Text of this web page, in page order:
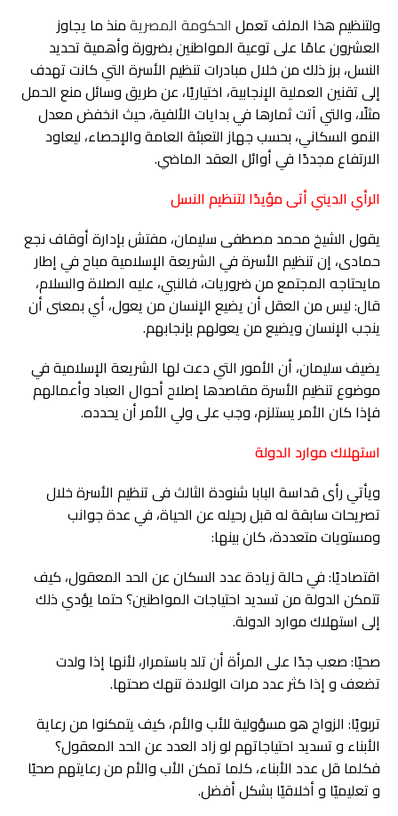
ولتنظيم هذا الملف تعمل الحكومة المصريةمنذ ما يجاوز
العشرون عامًا على توعية المواطنين بضرورة وأهمية تحديد
النسل، برز ذلك من خلال مبادرات تنظيم الأسرة التي كانت تهدف
إلى تقنين العملية الإنجابية، اختياريًا، عن طريق وسائل منع الحمل
مثلًا، والتي آتت ثمارها في بدايات الألفية، حيث انخفض معدل
النمو السكاني، بحسب جهاز التعبئة العامة والإحصاء، ليعاود
الارتفاع مجددًا في أوائل العقد الماضي.
الرأي الديني أتى مؤيدًا لتنظيم النسل
يقول الشيخ محمد مصطفى سليمان، مفتش بإدارة أوقاف نجع
حمادى، إن تنظيم الأسرة في الشريعة الإسلامية مباح في إطار
مايحتاجه المجتمع من ضروريات، فالنبي، عليه الصلاة والسلام،
قال: ليس من العقل أن يضيع الإنسان من يعول، أي بمعنى أن
ينجب الإنسان ويضيع من يعولهم بإنجابهم.
يضيف سليمان، أن الأمور التي دعت لها الشريعة الإسلامية في
موضوع تنظيم الأسرة مقاصدها إصلاح أحوال العباد وأعمالهم
فإذا كان الأمر يستلزم، وجب على ولي الأمر أن يحدده.
استهلاك موارد الدولة
ويأتي رأى قداسة البابا شنودة الثالث فى تنظيم الأسرة خلال
تصريحات سابقة له قبل رحيله عن الحياة، في عدة جوانب
ومستويات متعددة، كان بينها:
اقتصاديًا: في حالة زيادة عدد السكان عن الحد المعقول، كيف
تتمكن الدولة من تسديد احتياجات المواطنين؟ حتما يؤدي ذلك
إلى استهلاك موارد الدولة.
صحيًا: صعب جدًا على المرأة أن تلد باستمرار، لأنها إذا ولدت
تضعف و إذا كثر عدد مرات الولادة تنهك صحتها.
تربويًا: الزواج هو مسؤولية للأب والأم، كيف يتمكنوا من رعاية
الأبناء و تسديد احتياجاتهم لو زاد العدد عن الحد المعقول؟
فكلما قل عدد الأبناء، كلما تمكن الأب والأم من رعايتهم صحيًا
و تعليميًا و أخلاقيًا بشكل أفضل.